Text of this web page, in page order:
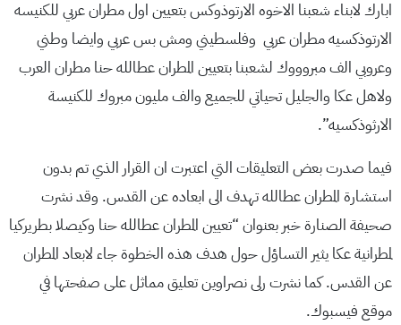
ابارك لابناء شعبنا الاخوه الارتوذوكس بتعيين اول مطران عربي للكنيسه
الارتوذكسيه مطران عربي وفلسطيني ومش بس عربي وايضا وطني
وعروبي الف مبروووك لشعبنا بتعيين المطران عطالله حنا مطران العرب
ولاهل عكا والجليل تحياتي للجميع والف مليون مبروك للكنيسة
الارثوذكسيه”.
فيما صدرت بعض التعليقات التي اعتبرت ان القرار الذي تم بدون
استشارة المطران عطالله تهدف الى ابعاده عن القدس. وقد نشرت
صحيفة الصنارة خبر بعنوان “تعيين المطران عطالله حنا وكيصلا بطريركيا
لمطرانية عكا يثير التساؤل حول هدف هذه الخطوة جاء لابعاد المطران
عن القدس. كما نشرت رلى نصراوين تعليق مماثل على صفحتها في
موقع فيسبوك.